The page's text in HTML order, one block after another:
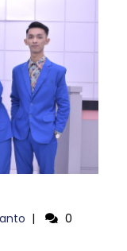
rizki.rahardianto
|
0